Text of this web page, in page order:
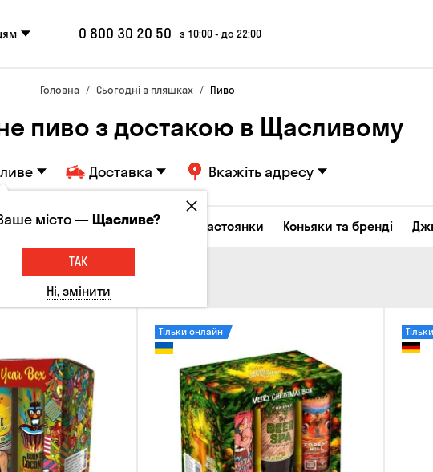
0 800 30 20 50 з 10:00 - до 22:00
Головна Сьогодні в пляшках Пиво
пиво з достакою в Щасливому
Доставка Вкажіть адресу
Горілка Соджу Лікери та настоянки Коньяки та бренді
Тільки онлайн
місто —Щасливе?
ТАК
Ні, змінити